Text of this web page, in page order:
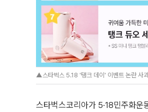
▲스타벅스 5.18 '탱크 데이' 이벤트 논란 사
스타벅스코리아가 5·18민주화